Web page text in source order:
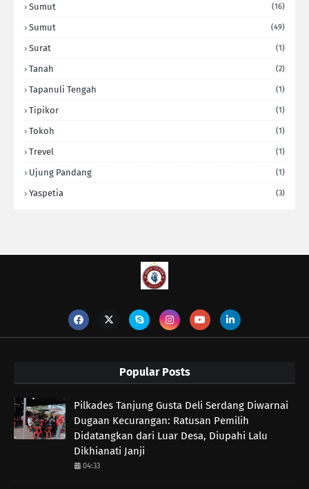
Sumut (16)
Sumut (49)
Surat (1)
Tanah (2)
Tapanuli Tengah (1)
Tipikor (1)
Tokoh (1)
Trevel (1)
Ujung Pandang (1)
Yaspetia (3)
Popular Posts
Pilkades Tanjung Gusta Deli Serdang Diwarnai
Dugaan Kecurangan: Ratusan Pemilih
Didatangkan dari Luar Desa, Diupahi Lalu
Dikhianati Janji
04:33